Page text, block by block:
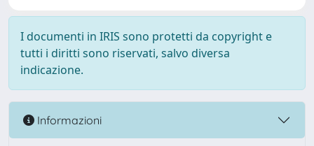
I documenti in IRIS sono protetti da copyright e
tutti i diritti sono riservati, salvo diversa
indicazione.
Informazioni